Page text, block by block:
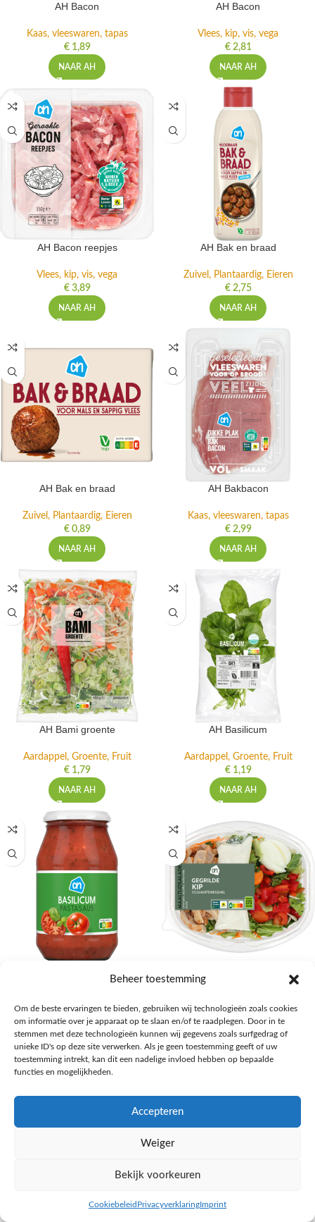
Beheer toestemming
Om de beste ervaringen te bieden, gebruiken wij technologieën zoals cookies
om informatie over je apparaat op te slaan en/of te raadplegen. Door in te
stemmen met deze technologieën kunnen wij gegevens zoals surfgedrag of
unieke ID's op deze site verwerken. Als je geen toestemming geeft of uw
toestemming intrekt, kan dit een nadelige invloed hebben op bepaalde
functies en mogelijkheden.
Accepteren
Weiger
Bekijk voorkeuren
Cookiebeleid PrivacyverklaringImprint
AH Bacon
Kaas, vleeswaren, tapas
€1,89
NAAR AH
AH Bacon
Vlees, kip, vis, vega
€2,81
NAAR AH
AH Bacon reepjes
Vlees, kip, vis, vega
€3,89
NAAR AH
AH Bak en braad
Zuivel, Plantaardig, Eieren
€2,75
NAAR AH
AH Bak en braad
Zuivel, Plantaardig, Eieren
€0,89
NAAR AH
AH Bakbacon
Kaas, vleeswaren, tapas
€2,99
NAAR AH
AH Bami groente
Aardappel, Groente, Fruit
€1,79
NAAR AH
AH Basilicum
Aardappel, Groente, Fruit
€1,19
NAAR AH
€1,59
NAAR AH
Salades,Pizza, Maaltijden
€3,39
NAAR AH